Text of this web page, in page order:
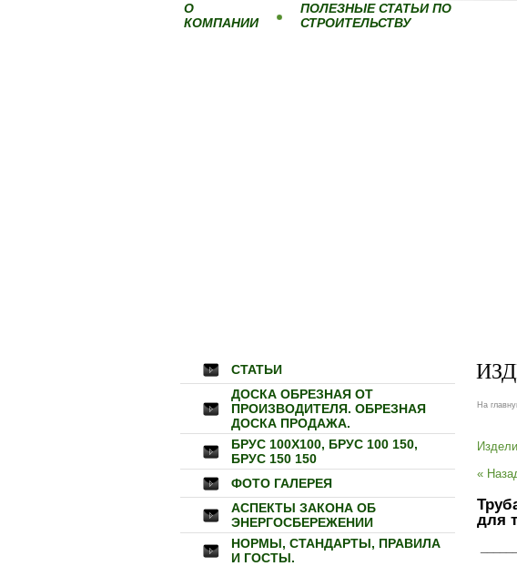
О
КОМПАНИИ
ПОЛЕЗНЫЕ СТАТЬИ ПО
СТРОИТЕЛЬСТВУ
СТАТЬИ
ДОСКА ОБРЕЗНАЯ ОТ
ПРОИЗВОДИТЕЛЯ. ОБРЕЗНАЯ
ДОСКА ПРОДАЖА.
БРУС 100Х100, БРУС 100 150,
БРУС 150 150
ФОТО ГАЛЕРЕЯ
АСПЕКТЫ ЗАКОНА ОБ
ЭНЕРГОСБЕРЕЖЕНИИ
НОРМЫ, СТАНДАРТЫ, ПРАВИЛА
И ГОСТЫ.
На
«
для